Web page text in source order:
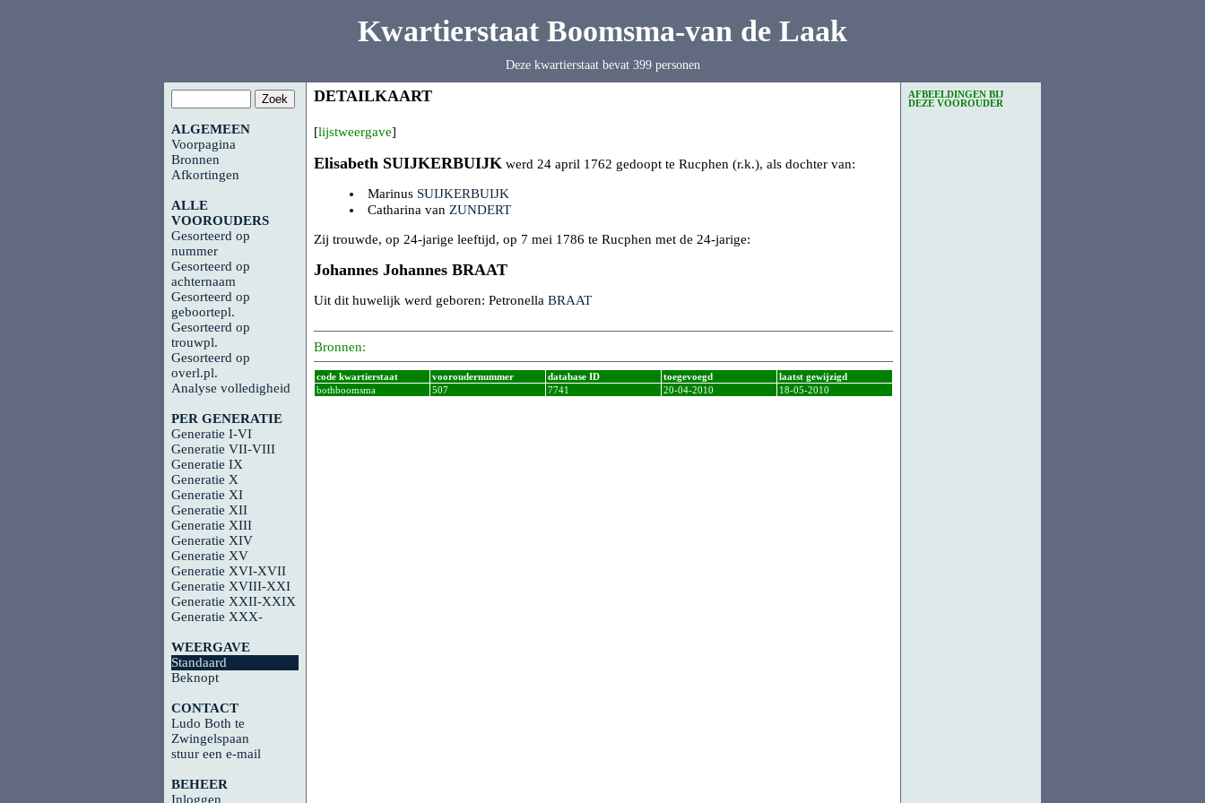
Kwartierstaat Boomsma-van de Laak
Deze kwartierstaat bevat 399 personen
ALGEMEEN
Voorpagina
Bronnen
Afkortingen
ALLE
VOOROUDERS
Gesorteerd op
nummer
Gesorteerd op
achternaam
Gesorteerd op
geboortepl.
Gesorteerd op
trouwpl.
Gesorteerd op
overl.pl.
Analyse volledigheid
PER GENERATIE
Generatie I-VI
Generatie VII-VIII
Generatie IX
Generatie X
Generatie XI
Generatie XII
Generatie XIII
Generatie XIV
Generatie XV
Generatie XVI-XVII
Generatie XVIII-XXI
Generatie XXII-XXIX
Generatie XXX-
WEERGAVE
Standaard
Beknopt
CONTACT
Ludo Both te
Zwingelspaan
stuur een e-mail
BEHEER
Inloggen
DETAILKAART
[lijstweergave]
Elisabeth SUIJKERBUIJK werd 24 april 1762 gedoopt te Rucphen (r.k.), als dochter van:
Marinus SUIJKERBUIJK
Catharina van ZUNDERT
Zij trouwde, op 24-jarige leeftijd, op 7 mei 1786 te Rucphen met de 24-jarige:
Johannes Johannes BRAAT
Uit dit huwelijk werd geboren: Petronella BRAAT
Bronnen:
code kwartierstaat vooroudernummer database ID toegevoegd
laatst gewijzigd
bothboomsma
507 7741 20-04-2010 18-05-2010
AFBEELDINGEN BIJ
DEZE VOOROUDER